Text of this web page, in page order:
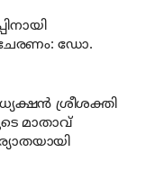
ഡോ.
ശ്രീശക്തി
മാതാവ്